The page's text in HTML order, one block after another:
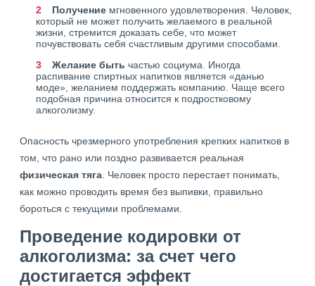
Получение мгновенного удовлетворения. Человек,
который не может получить желаемого в реальной
жизни, стремится доказать себе, что может
почувствовать себя счастливым другими способами.
Желание быть частью социума. Иногда
распивание спиртных напитков является «данью
моде», желанием поддержать компанию. Чаще всего
подобная причина относится к подростковому
алкоголизму.
Опасность чрезмерного употребления крепких напитков в
том, что рано или поздно развивается реальная
физическая тяга . Человек просто перестает понимать,
как можно проводить время без выпивки, правильно
бороться с текущими проблемами.
Проведение кодировки от
алкоголизма: за счет чего
достигается эффект